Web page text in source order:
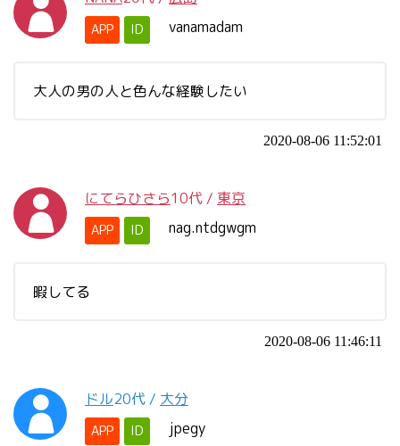
APP ID vanamadam
大人の男の人と色んな経験したい
2020-08-06 11:52:01
にてらひさら10代 / 東京
APP ID nag.ntdgwgm
暇してる
2020-08-06 11:46:11
ドル20代 / 大分
APP ID jpegy